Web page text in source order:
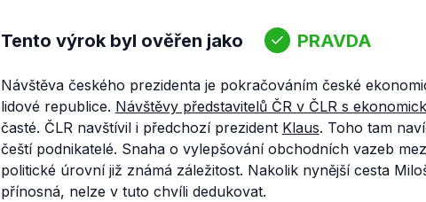
Tento výrok byl ověřen jako PRAVDA
Návštěva českého prezidenta je pokračováním české
lidové republice. Návštěvy představitelů ČR v ČLR s
časté. ČLR navštívil i předchozí prezident Klaus. Toho tam
čeští podnikatelé. Snaha o vylepšování obchodních vazeb
politické úrovní již známá záležitost. Nakolik nynější cesta
přínosná, nelze v tuto chvíli dedukovat.